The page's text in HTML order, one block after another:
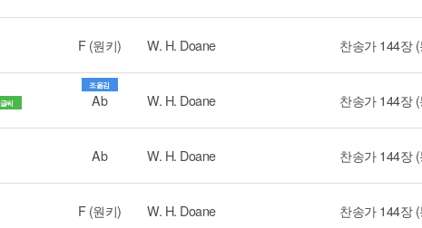
F (원키) W. H. Doane 찬송가 144장
씨
조옮김
Ab W. H. Doane 찬송가 144장
Ab W. H. Doane 찬송가 144장
F (원키) W. H. Doane 찬송가 144장